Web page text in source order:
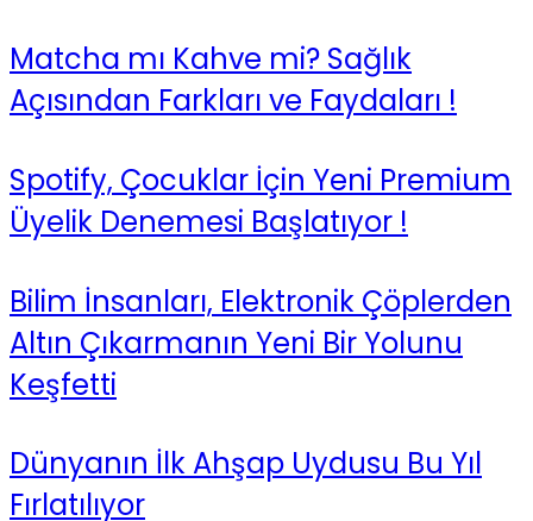
Matcha mı Kahve mi? Sağlık
Açısından Farkları ve Faydaları !
Spotify, Çocuklar İçin Yeni Premium
Üyelik Denemesi Başlatıyor !
Bilim İnsanları, Elektronik Çöplerden
Altın Çıkarmanın Yeni Bir Yolunu
Keşfetti
Dünyanın İlk Ahşap Uydusu Bu Yıl
Fırlatılıyor